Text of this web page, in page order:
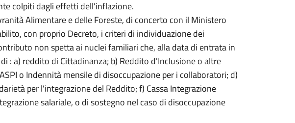
colpiti dagli effetti dell'inflazione.
Alimentare e delle Foreste, di concerto con il Ministero
con proprio Decreto, i criteri di individuazione dei
non spetta ai nuclei familiari che, alla data di entrata in
: a) reddito di Cittadinanza; b) Reddito d'Inclusione o altre
o Indennità mensile di disoccupazione per i collaboratori; d)
per l'integrazione del Reddito; f) Cassa Integrazione
salariale, o di sostegno nel caso di disoccupazione